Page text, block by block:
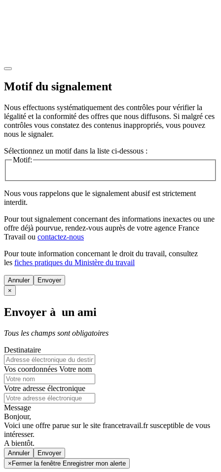
Motif du signalement
Nous effectuons systématiquement des contrôles pour vérifier la
légalité et la conformité des offres que nous diffusons. Si malgré ces
contrôles vous constatez des contenus inappropriés, vous pouvez
nous le signaler.
Sélectionnez un motif dans la liste ci-dessous :
Motif:
Nous vous rappelons que le signalement abusif est strictement
interdit.
Pour tout signalement concernant des informations inexactes ou une
offre déjà pourvue, rendez-vous auprès de votre agence France
Travail ou contactez-nous
Pour toute information concernant le droit du travail, consultez
les fiches pratiques du Ministère du travail
Annuler
×
Envoyer à un ami
Tous les champs sont obligatoires
Destinataire
Vos coordonnées Votre nom
Votre adresse électronique
Message
Bonjour,
Voici une offre parue sur le site francetravail.fr susceptible de vous
intéresser.
A bientôt.
Annuler
× Fermer la fenêtre Enregistrer mon alerte